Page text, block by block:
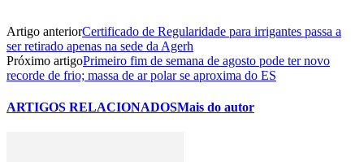
Artigo anteriorCertificado de Regularidade para irrigantes passa a
ser retirado apenas na sede da Agerh
Próximo artigoPrimeiro fim de semana de agosto pode ter novo
recorde de frio; massa de ar polar se aproxima do ES
ARTIGOS RELACIONADOSMais do autor